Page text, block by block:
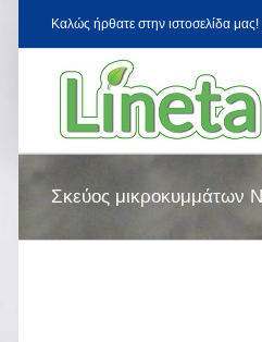
Kαλώς ήρθατε στην ιστοσελίδα μας!
Σκεύος μικροκυμμάτων